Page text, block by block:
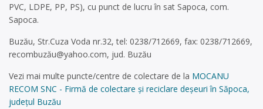
PVC, LDPE, PP, PS), cu punct de lucru în sat Sapoca, com.
Sapoca.
Buzău, Str.Cuza Voda nr.32, tel: 0238/712669, fax: 0238/712669,
recombuzău@yahoo.com, jud. Buzău
Vezi mai multe puncte/centre de colectare de la MOCANU
RECOM SNC - Firmă de colectare și reciclare deșeuri în Săpoca,
județul Buzău